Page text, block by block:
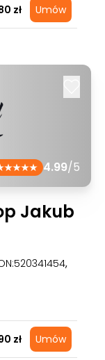
zł Umów
4.99/5
Jakub
,
zł Umów